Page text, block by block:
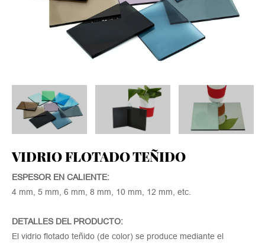
VIDRIO FLOTADO TEÑIDO
ESPESOR EN CALIENTE:
4 mm, 5 mm, 6 mm, 8 mm, 10 mm, 12 mm, etc.
DETALLES DEL PRODUCTO:
El vidrio flotado teñido (de color) se produce mediante el